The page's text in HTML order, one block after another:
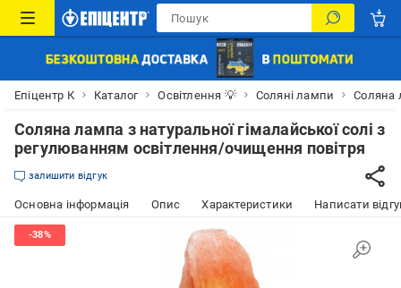
Епіцентр К Каталог Освітлення 💡 Соляні лампи Соляна
Соляна лампа з натуральної гімалайської солі з
регулюванням освітлення/очищення повітря
залишити відгук
Основна інформація Опис Характеристики Написати